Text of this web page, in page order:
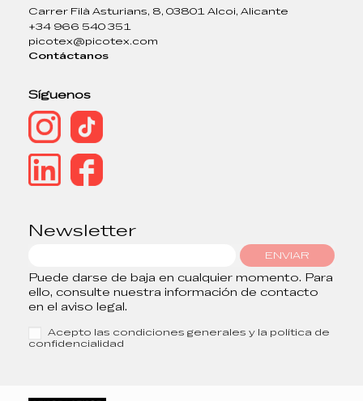
Carrer Filà Asturians, 8, 03801 Alcoi, Alicante
+34 966 540 351
picotex@picotex.com
Contáctanos
Síguenos
Newsletter
ENVIAR
Puede darse de baja en cualquier momento. Para
ello, consulte nuestra información de contacto
en el aviso legal.
Acepto las condiciones generales y la política de
confidencialidad